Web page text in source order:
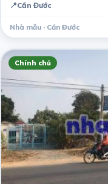
📍Cần Đước
Nhà mẫu · Cần Đước
Chính chủ